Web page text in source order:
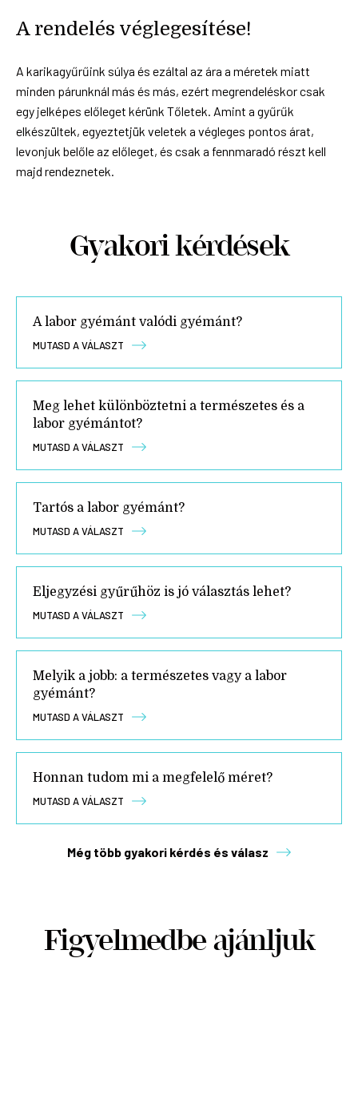
A rendelés véglegesítése!
A karikagyűrűink súlya és ezáltal az ára a méretek miatt
minden párunknál más és más, ezért megrendeléskor csak
egy jelképes előleget kérünk Tőletek. Amint a gyűrűk
elkészültek, egyeztetjük veletek a végleges pontos árat,
levonjuk belőle az előleget, és csak a fennmaradó részt kell
majd rendeznetek.
Gyakori kérdések
A labor gyémánt valódi gyémánt?
MUTASD A VÁLASZT
Meg lehet különböztetni a természetes és a
labor gyémántot?
MUTASD A VÁLASZT
Tartós a labor gyémánt?
MUTASD A VÁLASZT
Eljegyzési gyűrűhöz is jó választás lehet?
MUTASD A VÁLASZT
Melyik a jobb: a természetes vagy a labor
gyémánt?
MUTASD A VÁLASZT
Honnan tudom mi a megfelelő méret?
MUTASD A VÁLASZT
Még több gyakori kérdés és válasz
Figyelmedbe ajánljuk